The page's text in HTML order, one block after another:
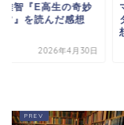
雅智『E高生の奇妙
常』を読んだ感想
2026年4月30日